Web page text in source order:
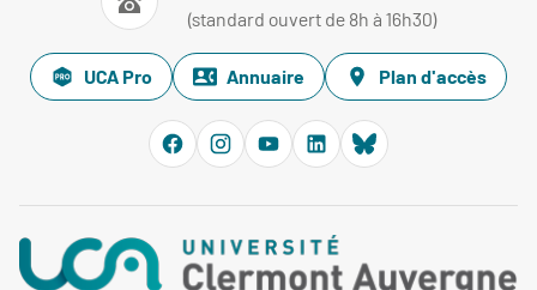
(standard ouvert de 8h à 16h30)
UCA Pro Annuaire Plan d'accès